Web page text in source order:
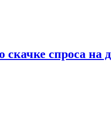
спроса на